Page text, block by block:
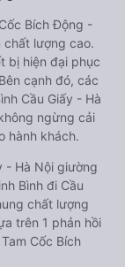
Bích Động -
chất lượng cao.
bị hiện đại phục
cạnh đó, các
Cầu Giấy - Hà
ngừng cải
hành khách.
- Hà Nội giường
Bình đi Cầu
chất lượng
trên 1 phản hồi
Cốc Bích